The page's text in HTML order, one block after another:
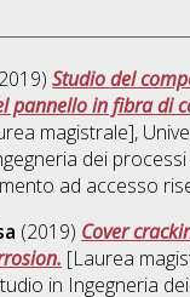
Studio del
pannello in fibra di
magistrale],
dei
ad accesso
(2019) Cover
[Laurea
in Ingegneria